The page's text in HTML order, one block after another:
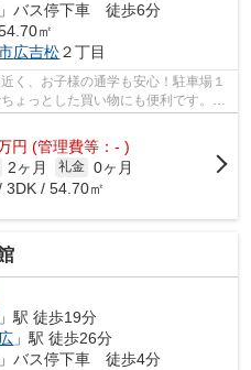
」バス停下車 徒歩6分
㎡
広吉松２丁目
く、お子様の通学も安心！駐車場１
ょっとした買い物にも便利です。ま
円 (管理費等：- )
2ヶ月 礼金 0ヶ月
3DK / 54.70㎡
」駅 徒歩19分
」駅 徒歩26分
」バス停下車 徒歩4分